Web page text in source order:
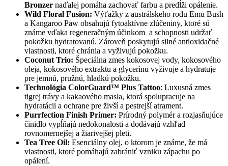
Bronzer naďalej pomáha zachovať farbu a predĺži opálenie.
Wild Floral Fusion: Výťažky z austrálskeho rodu Emu Bush
a Kangaroo Paw obsahujú fytoaktívne zlúčeniny, ktoré sú
známe vďaka regeneračným účinkom a schopnosti udržať
pokožku hydratovanú. Zároveň poskytujú silné antioxidačné
vlastnosti, ktoré chránia a vyživujú pokožku.
Coconut Trio: Špeciálna zmes kokosovej vody, kokosového
oleja, kokosového extraktu a glycerínu vyživuje a hydratuje
pre jemnú, pružnú, hladkú pokožku.
Technológia ColorGuard™ Plus Tattoo: Luxusná zmes
tigrej trávy a kakaového masla, ktorá spolupracuje na
hydratácii a ochrane pre živší a pestrejší atrament.
Purrfection Finish Primer: Prírodný polymér a rozjasňujúce
činidlo vypĺňajú nedokonalosti a dodávajú vzhľad
rovnomernejšej a žiarivejšej pleti.
Tea Tree Oil: Esenciálny olej, o ktorom je známe, že má
vlastnosti, ktoré pomáhajú zabrániť vzniku zápachu po
opálení.